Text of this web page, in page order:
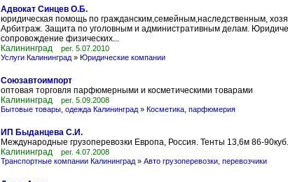
Адвокат Синцев О.Б.
юридическая помощь по гражданским,семейным,наследственным,
Арбитраж. Защита по уголовным и административным делам.
сопровождение физических...
Калининград
рег. 5.07.2010
Услуги Калининград » Юридические компании
Союзавтоимпорт
оптовая торговля парфюмерными и косметическими товарами
Калининград
рег. 5.09.2008
Бытовые товары, одежда Калининград » Косметика, парфюмерия
ИП Быданцева С.И.
Международные грузоперевозки Европа, Россия. Тенты 13,6м 86-
Калининград
рег. 4.07.2008
Транспортные компании Калининград » Авто грузоперевозки, перевозчики